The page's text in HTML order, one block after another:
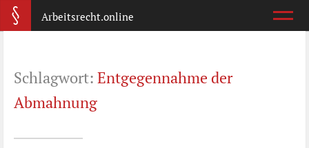
Arbeitsrecht.online
Was ist wichtig?
Wie reagiere ich?
Schlagwort: Entgegennahme der
Abmahnung